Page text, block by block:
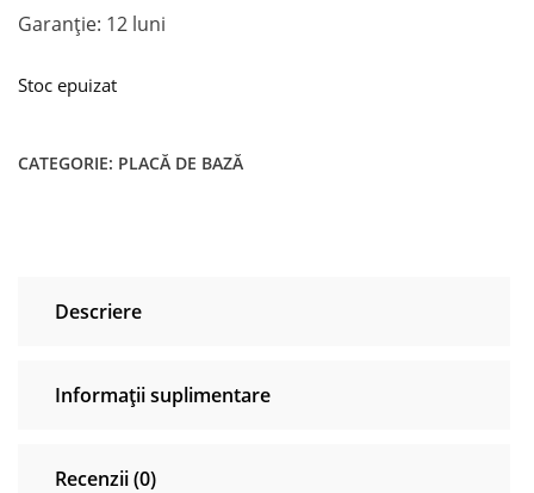
Garanție: 12 luni
Stoc epuizat
CATEGORIE: PLACĂ DE BAZĂ
Descriere
Informații suplimentare
Recenzii (0)